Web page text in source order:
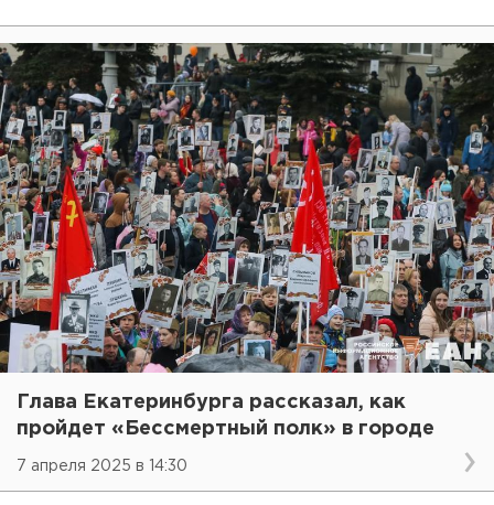
Глава Екатеринбурга рассказал, как
пройдет «Бессмертный полк» в городе
7 апреля 2025 в 14:30